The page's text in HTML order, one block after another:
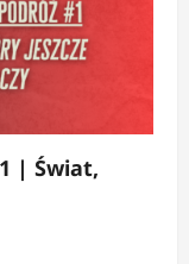
| Świat,